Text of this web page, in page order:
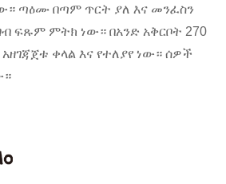
ጣዕሙ በጣም ጥርት ያለ እና መንፈስን
ፍጹም ምትክ ነው። በአንድ አቅርቦት 270
ቀላል እና የተለያየ ነው። ሰዎች